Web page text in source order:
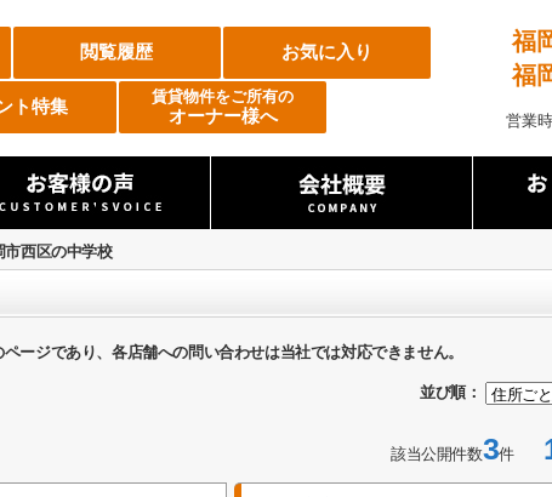
閲覧履歴 お気に入り
ト特集 賃貸物件をご所有の
オーナー様へ
福
福
営業
市西区の中学校
ージであり、各店舗への問い合わせは当社では対応できません。
並び順：
該当公開件数3件